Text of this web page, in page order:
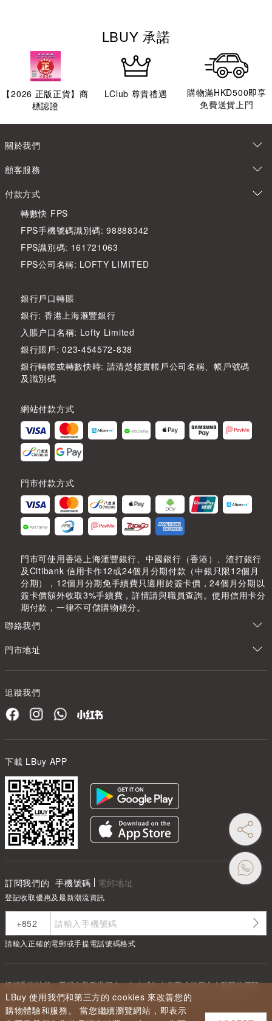
LBUY 承諾
【2026 正版正貨】商
標認證
LClub 尊貴禮遇
購物滿HKD500即享
免費送貨上門
LBuy 使用我們和第三方的 cookies 來改善您的
購物體驗和服務。 當您繼續瀏覽網站，即表示
關於我們
顧客服務
付款方式
轉數快 FPS
FPS手機號碼識別碼: 98888342
FPS識別碼: 161721063
FPS公司名稱: LOFTY LIMITED
銀行戶口轉賬
銀行: 香港上海滙豐銀行
入賬户口名稱: Lofty Limited
銀行賬戶: 023-454572-838
銀行轉帳或轉數快時: 請清楚核實帳戶公司名稱、帳戶號碼
及識別碼
網站付款方式
門市付款方式
門市可使用香港上海滙豐銀行、中國銀行（香港）、渣打銀行
及Citibank 信用卡作12或24個月分期付款（中銀只限12個月
分期），12個月分期免手續費只適用於簽卡價，24個月分期以
簽卡價額外收取3%手續費，詳情請與職員查詢。使用信用卡分
期付款，一律不可儲購物積分。
聯絡我們
門市地址
追蹤我們
下載 LBuy APP
訂閱我們的 手機號碼 電郵地址
登記收取優惠及最新潮流資訊
請輸入正確的電郵或手提電話號碼格式
根據香港法律，不得在業務過程中，向未成年人售賣或供應令人醺醉的酒類
Under the law of Hong Kong, intoxicating liquor must not be sold or
supplied to a minor in the course of business.